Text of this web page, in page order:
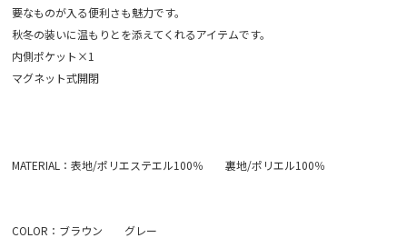
要なものが入る便利さも魅力です。
秋冬の装いに温もりとを添えてくれるアイテムです。
内側ポケット×1
マグネット式開閉
MATERIAL：表地/ポリエステエル100％ 裏地/ポリエル100％
COLOR：ブラウン グレー